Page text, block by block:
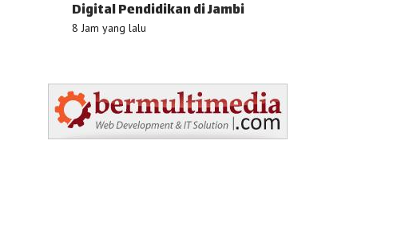
Digital Pendidikan di Jambi
8 Jam yang lalu